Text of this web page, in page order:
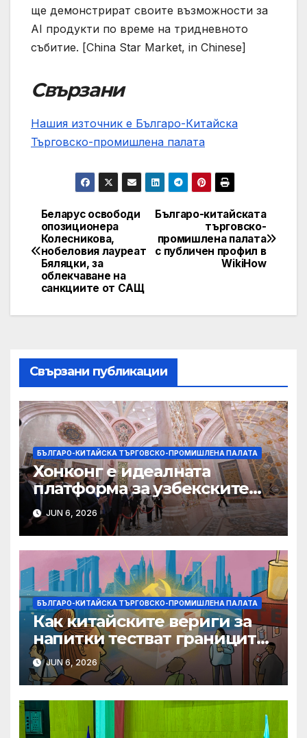
ще демонстрират своите възможности за
AI продукти по време на тридневното
събитие. [China Star Market, in Chinese]
Свързани
Нашия източник е Българо-Китайска
Търговско-промишлена палaта
Post
navigation
Българо-китайската
търговско-
промишлена палата
с публичен профил в
WikiHow
Беларус освободи
опозиционера
Колесникова,
нобеловия лауреат
Бяляцки, за
облекчаване на
санкциите от САЩ
Свързани публикации
БЪЛГАРО-КИТАЙСКА ТЪРГОВСКО-ПРОМИШЛЕНА ПАЛАТА
Хонконг е идеалната
платформа за узбекските
фирми да разширят
крилата си в световен
мащаб, казва Джон Лий
JUN 6, 2026
БЪЛГАРО-КИТАЙСКА ТЪРГОВСКО-ПРОМИШЛЕНА ПАЛАТА
Как китайските вериги за
напитки тестват границите
на меката сила
JUN 6, 2026